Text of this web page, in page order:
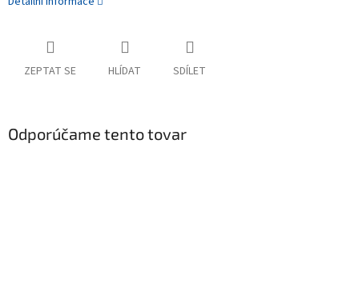
ZEPTAT SE HLÍDAT SDÍLET
Odporúčame tento tovar